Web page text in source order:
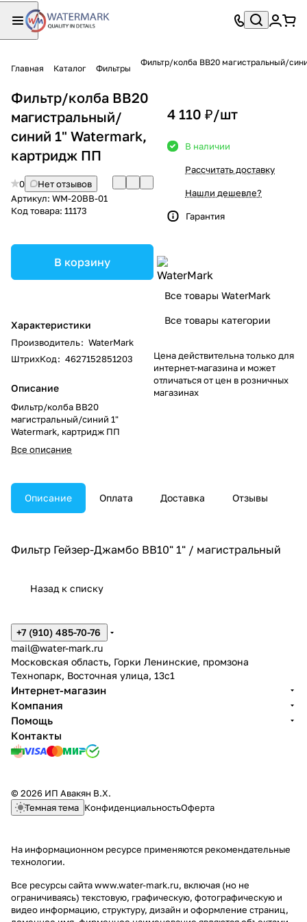
Главная Каталог Фильтры
Фильтр/колба BB20 магистральный/
Фильтр/колба BB20
магистральный/
синий 1" Watermark,
картридж ПП
0
Нет отзывов
Артикул: WM-20BB-01
Код товара: 11173
В корзину
Характеристики
Производитель: WaterMark
ШтрихКод: 4627152851203
Описание
Фильтр/колба BB20
магистральный/синий 1"
Watermark, картридж ПП
Все описание
4 110 ₽/шт
В наличии
Рассчитать доставку
Нашли дешевле?
Гарантия
Все товары WaterMark
Все товары категории
Цена действительна только для
интернет-магазина и может
отличаться от цен в розничных
магазинах
Описание Оплата Доставка Отзывы
Фильтр Гейзер-Джамбо BB10" 1" / магистральный
Назад к списку
+7 (910) 485-70-76
mail@water-mark.ru
Московская область, Горки Ленинские, промзона
Технопарк, Восточная улица, 13с1
Интернет-магазин
Компания
Помощь
Контакты
© 2026 ИП Авакян В.Х.
Темная тема КонфиденциальностьОферта
На информационном ресурсе применяются рекомендательные
технологии.
Все ресурсы сайта www.water-mark.ru, включая (но не
ограничиваясь) текстовую, графическую, фотографическую и
видео информацию, структуру, дизайн и оформление страниц,